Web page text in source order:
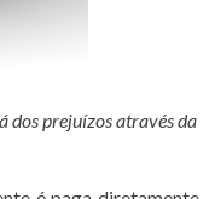
dos prejuízos através da